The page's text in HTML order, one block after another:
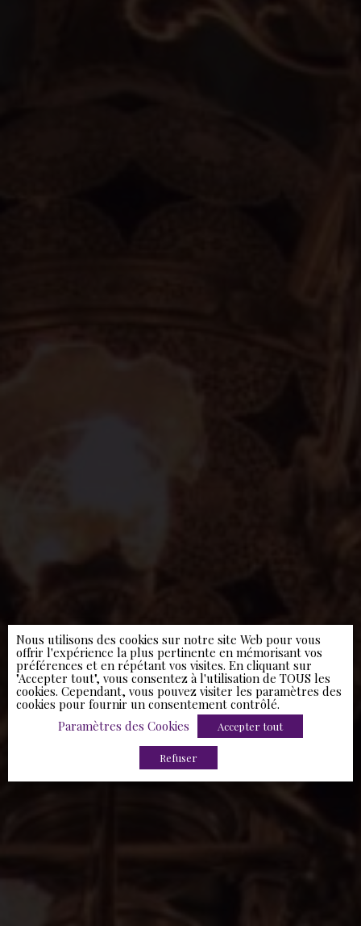
Nous utilisons des cookies sur notre site Web pour vous
offrir l'expérience la plus pertinente en mémorisant vos
préférences et en répétant vos visites. En cliquant sur
"Accepter tout", vous consentez à l'utilisation de TOUS les
cookies. Cependant, vous pouvez visiter les paramètres des
cookies pour fournir un consentement contrôlé.
Paramètres des Cookies
Accepter tout
Refuser